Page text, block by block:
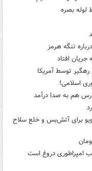
لوله بصره
تنگه هرمز
افتاد
توسط آمریکا
اسلامی!
هم به صدا درآمد
برای آتش‌بس و خلع سلاح
امپراطوری دروغ است